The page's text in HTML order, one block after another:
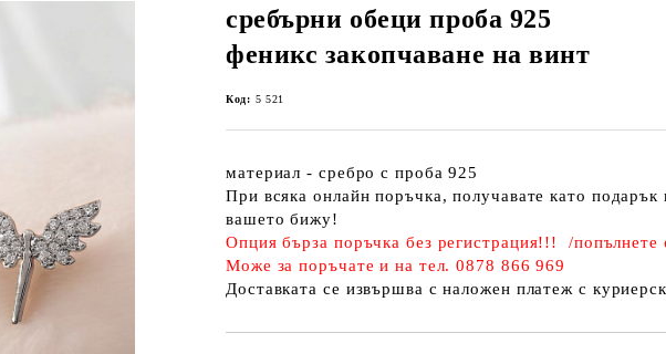
сребърни обеци проба 925
феникс закопчаване на винт
Код: 5 521
материал - сребро с проба 925
При всяка онлайн поръчка, получавате като подарък
вашето бижу!
Опция бърза поръчка без регистрация!!! /попълнете
Може за поръчате и на тел. 0878 866 969
Доставката се извършва с наложен платеж с